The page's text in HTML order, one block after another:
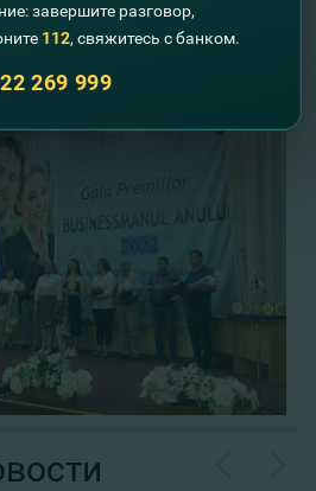
завершите разговор,
112, свяжитесь с банком.
269 999